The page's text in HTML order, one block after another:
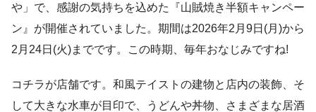
や」で、感謝の気持ちを込めた『山賊焼き半額キャンペー
ン』が開催されていました。期間は2026年2月9日(月)から
2月24日(火)までです。この時期、毎年おなじみですね!
コチラが店舗です。和風テイストの建物と店内の装飾、そ
して大きな水車が目印で、うどんや丼物、さまざまな居酒